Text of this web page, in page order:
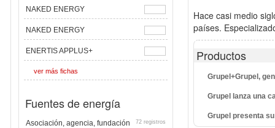
NAKED ENERGY
NAKED ENERGY
ENERTIS APPLUS+
ver más fichas
Fuentes de energía
Asociación, agencia, fundación 72 registros
Hace casi medio
países.
Productos
Grupel+Grupel,
Grupel lanza una
Grupel presenta